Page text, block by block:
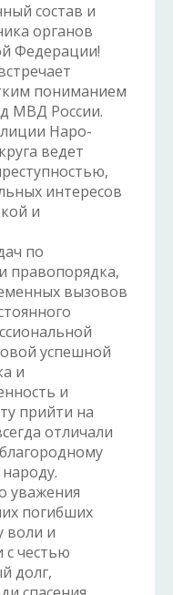
состав и
органов
Федерации!
пониманием
МВД России.
Наро-
ведет
интересов
и
по
правопорядка,
вызовов
успешной
и
и
прийти на
отличали
уважения
погибших
воли и
с честью
долг,